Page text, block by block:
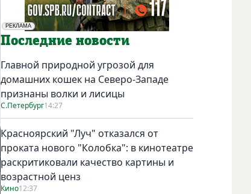
РЕКЛАМА
Социальная реклама
Последние новости
Главной природной угрозой для
домашних кошек на Северо-Западе
признаны волки и лисицы
С.Петербург14:27
Красноярский "Луч" отказался от
проката нового "Колобка": в кинотеатре
раскритиковали качество картины и
возрастной ценз
Кино12:37